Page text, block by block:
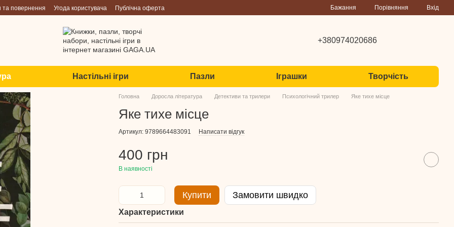
та повернення Угода користувача Публічна оферта Бажання Порівняння Вхід
+380974020686
Настільні ігри Пазли Іграшки Творчість
Головна Доросла література Детективи та трилери Психологічний трилер Яке тихе місце
Яке тихе місце
Артикул: 9789664483091 Написати відгук
400 грн
В наявності
Купити Замовити швидко
Характеристики